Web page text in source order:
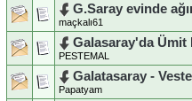
G.Saray evinde
maçkalı61
Galasaray'da Ümit
PESTEMAL
Galatasaray -
Papatyam